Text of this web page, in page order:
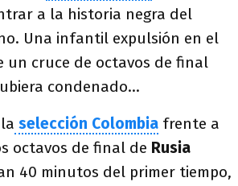
a la historia negra del
Una infantil expulsión en el
un cruce de octavos de final
condenado...
selección Colombia frente a
octavos de final de Rusia
40 minutos del primer tiempo,